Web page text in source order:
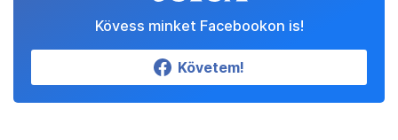
Kövess minket Facebookon is!
Követem!